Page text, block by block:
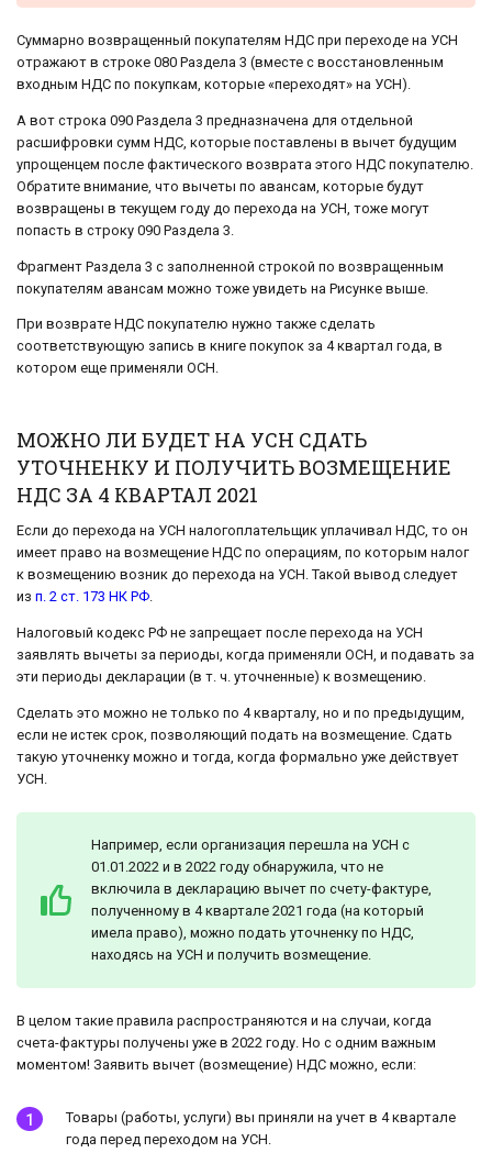
Суммарно возвращенный покупателям НДС при переходе на УСН
отражают в строке 080 Раздела 3 (вместе с восстановленным
входным НДС по покупкам, которые «переходят» на УСН).
А вот строка 090 Раздела 3 предназначена для отдельной
расшифровки сумм НДС, которые поставлены в вычет будущим
упрощенцем после фактического возврата этого НДС покупателю.
Обратите внимание, что вычеты по авансам, которые будут
возвращены в текущем году до перехода на УСН, тоже могут
попасть в строку 090 Раздела 3.
Фрагмент Раздела 3 с заполненной строкой по возвращенным
покупателям авансам можно тоже увидеть на Рисунке выше.
При возврате НДС покупателю нужно также сделать
соответствующую запись в книге покупок за 4 квартал года, в
котором еще применяли ОСН.
МОЖНО ЛИ БУДЕТ НА УСН СДАТЬ
УТОЧНЕНКУ И ПОЛУЧИТЬ ВОЗМЕЩЕНИЕ
НДС ЗА 4 КВАРТАЛ 2021
Если до перехода на УСН налогоплательщик уплачивал НДС, то он
имеет право на возмещение НДС по операциям, по которым налог
к возмещению возник до перехода на УСН. Такой вывод следует
из п. 2 ст. 173 НК РФ.
Налоговый кодекс РФ не запрещает после перехода на УСН
заявлять вычеты за периоды, когда применяли ОСН, и подавать за
эти периоды декларации (в т. ч. уточненные) к возмещению.
Сделать это можно не только по 4 кварталу, но и по предыдущим,
если не истек срок, позволяющий подать на возмещение. Сдать
такую уточненку можно и тогда, когда формально уже действует
УСН.
Например, если организация перешла на УСН с
01.01.2022 и в 2022 году обнаружила, что не
включила в декларацию вычет по счету-фактуре,
полученному в 4 квартале 2021 года (на который
имела право), можно подать уточненку по НДС,
находясь на УСН и получить возмещение.
В целом такие правила распространяются и на случаи, когда
счета-фактуры получены уже в 2022 году. Но с одним важным
моментом! Заявить вычет (возмещение) НДС можно, если:
Товары (работы, услуги) вы приняли на учет в 4 квартале
года перед переходом на УСН.